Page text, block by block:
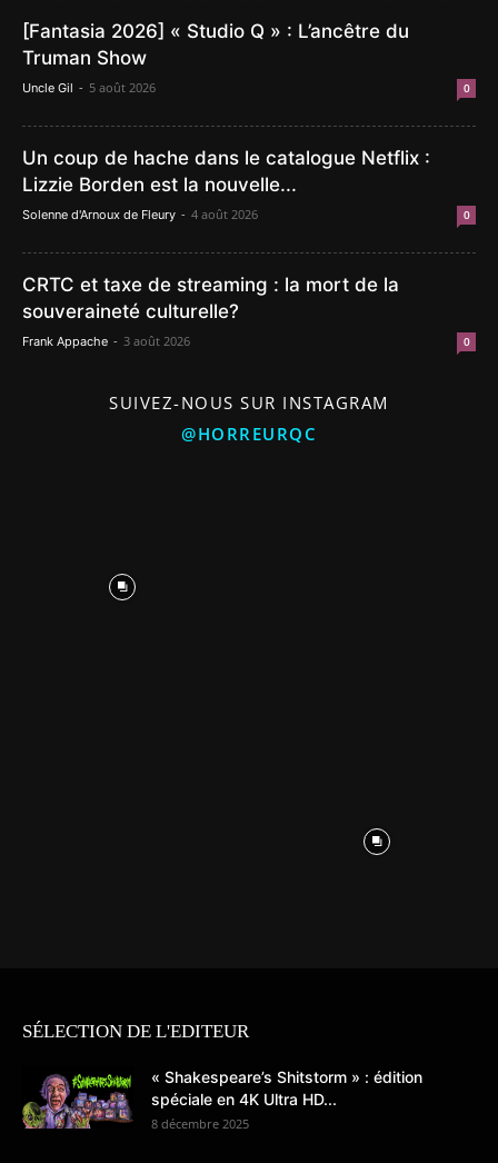
[Fantasia 2026] « Studio Q » : L’ancêtre du
Truman Show
Uncle Gil - 5 août 2026 0
Un coup de hache dans le catalogue Netflix :
Lizzie Borden est la nouvelle...
Solenne d'Arnoux de Fleury - 4 août 2026 0
CRTC et taxe de streaming : la mort de la
souveraineté culturelle?
Frank Appache - 3 août 2026 0
SUIVEZ-NOUS SUR INSTAGRAM
@HORREURQC
SÉLECTION DE L'EDITEUR
« Shakespeare’s Shitstorm » : édition
spéciale en 4K Ultra HD...
8 décembre 2025